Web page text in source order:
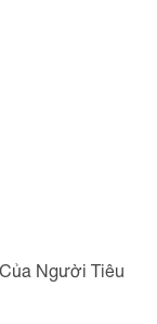
Người Tiêu